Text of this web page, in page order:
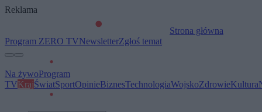
Reklama
Strona główna
Program ZERO TVNewsletterZgłoś temat
Na żywoProgram
TVKrajŚwiatSportOpinieBiznesTechnologiaWojskoZdrowieKultura